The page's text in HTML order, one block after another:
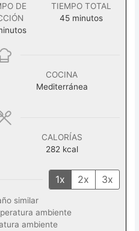
DE
TIEMPO TOTAL
45minutos
minutos
COCINA
Mediterránea
CALORÍAS
282 kcal
1x 2x 3x
similar
ambiente
ambiente